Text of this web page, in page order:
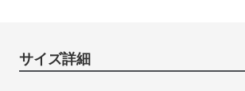
サイズ詳細